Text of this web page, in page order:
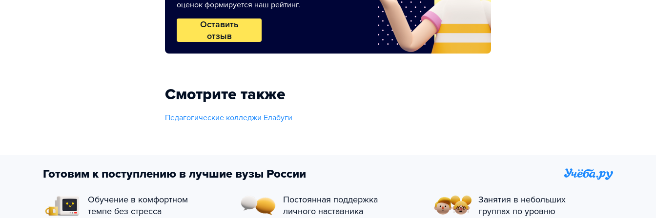
оценок формируется наш рейтинг.
Оставить
отзыв
Смотрите также
Педагогические колледжи Елабуги
Готовим к поступлению в лучшие вузы России
Обучение в комфортном
темпе без стресса
Постоянная поддержка
личного наставника
Занятия в небольших
группах по уровню